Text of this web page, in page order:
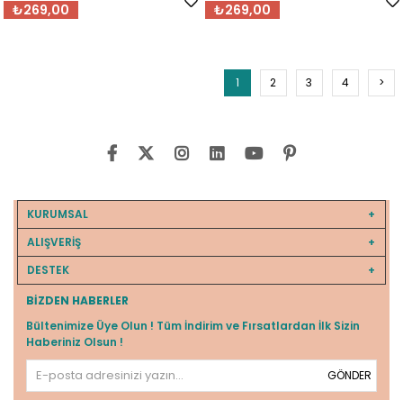
₺269,00 ₺269,00
1 2 3 4 >
KURUMSAL
ALIŞVERİŞ
DESTEK
BIZDEN HABERLER
Bültenimize Üye Olun ! Tüm İndirim ve Fırsatlardan İlk Sizin
Haberiniz Olsun !
GÖNDER